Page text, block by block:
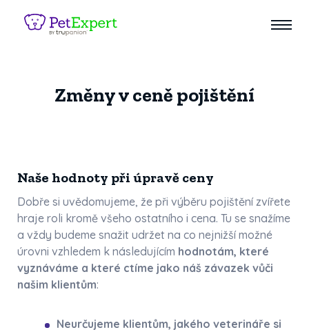
Změny v ceně pojištění
Naše hodnoty při úpravě ceny
Dobře si uvědomujeme, že při výběru pojištění zvířete
hraje roli kromě všeho ostatního i cena. Tu se snažíme
a vždy budeme snažit udržet na co nejnižší možné
úrovni vzhledem k následujícím hodnotám, které
vyznáváme a které ctíme jako náš závazek vůči
našim klientům:
Neurčujeme klientům, jakého veterináře si